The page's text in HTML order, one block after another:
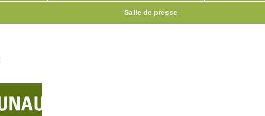
Salle de presse